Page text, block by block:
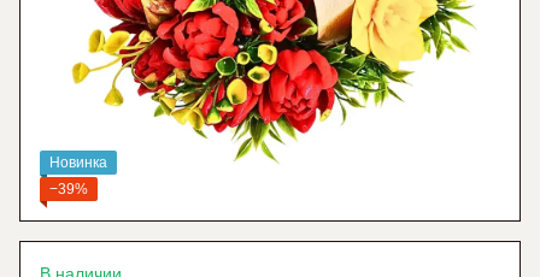
Новинка
−39%